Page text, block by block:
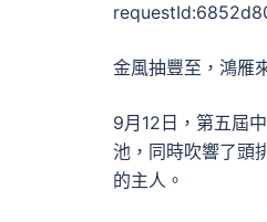
金風抽豐至，鴻雁
9月12日，第五屆
池，同時吹響了頭
的主人。